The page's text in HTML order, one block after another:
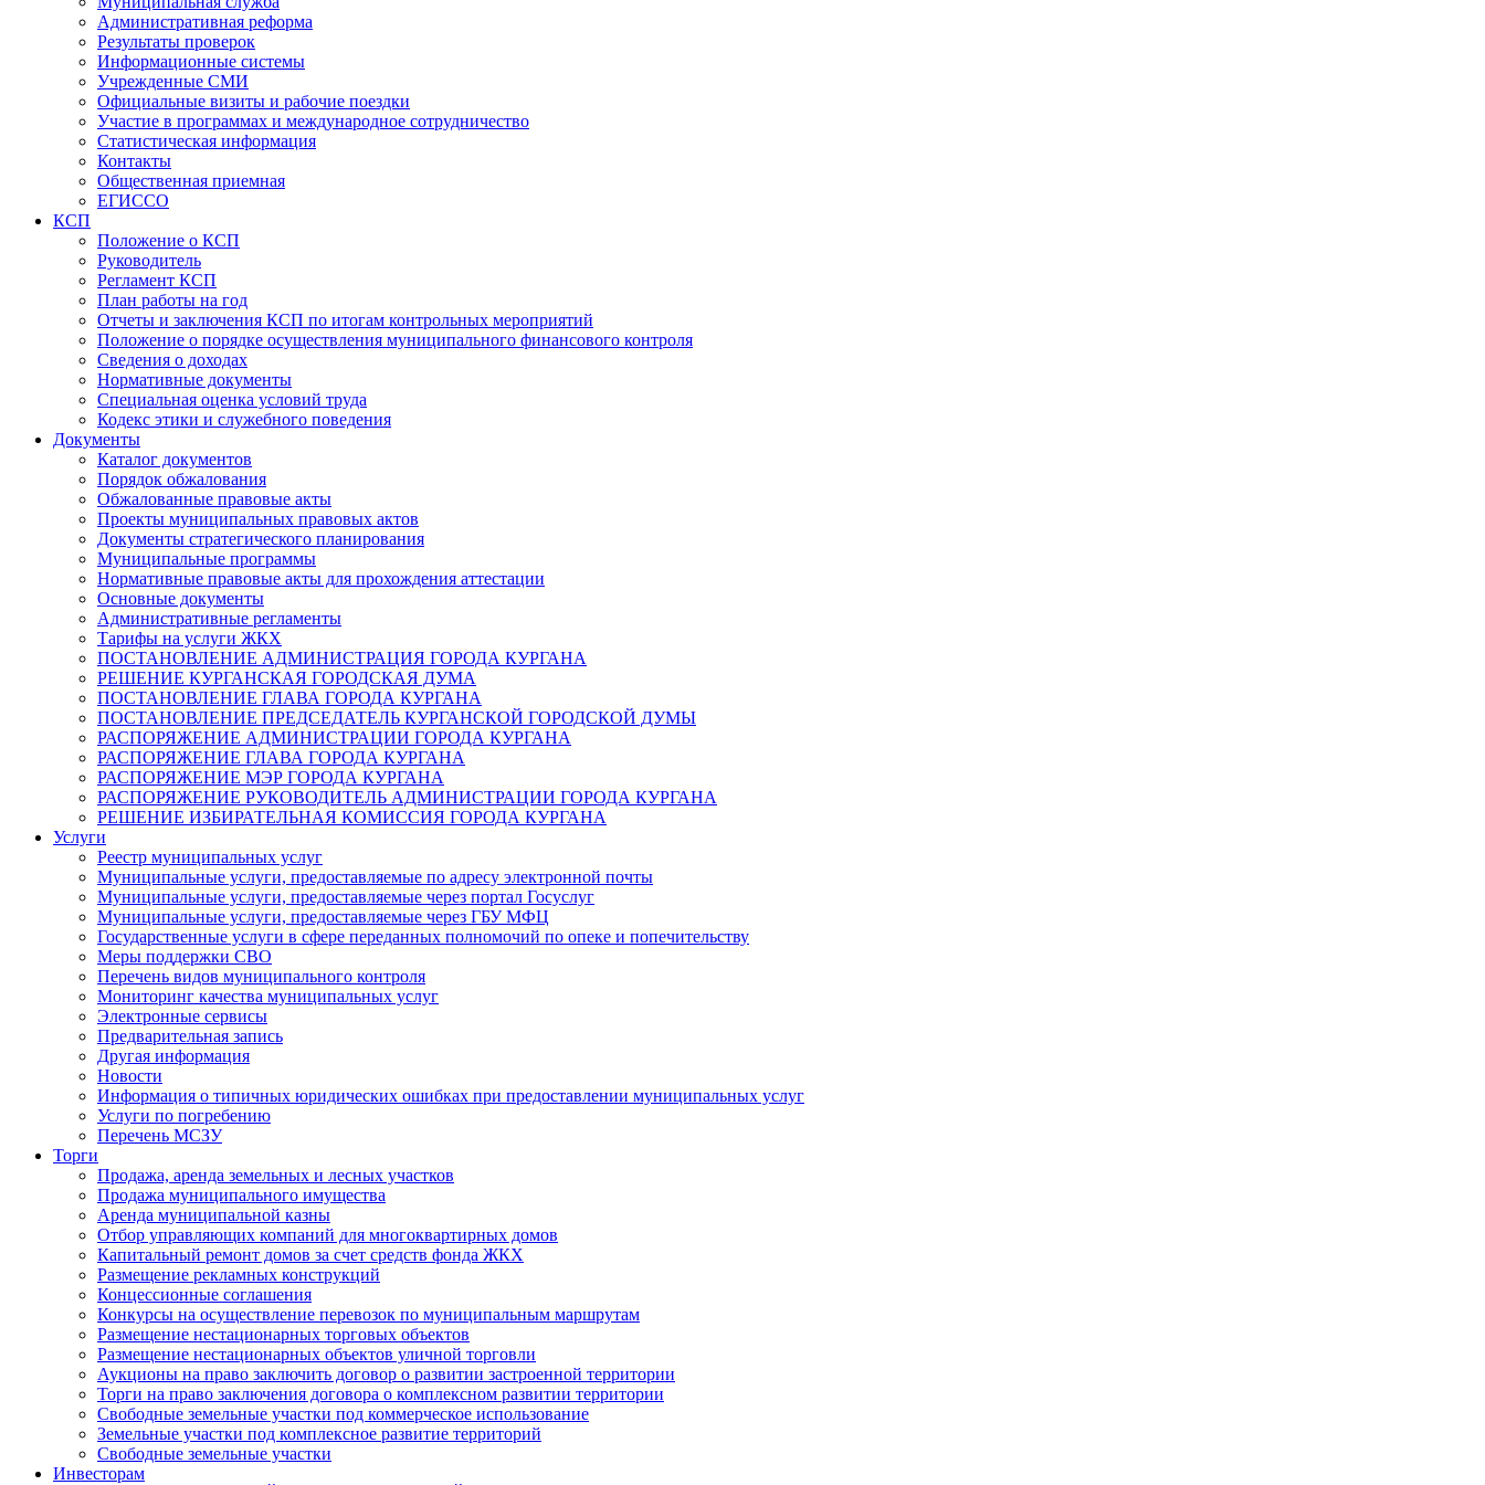
Административная реформа
Результаты проверок
Информационные системы
Учрежденные СМИ
Официальные визиты и рабочие поездки
Участие в программах и международное сотрудничество
Статистическая информация
Контакты
Общественная приемная
ЕГИССО
КСП
Положение о КСП
Руководитель
Регламент КСП
План работы на год
Отчеты и заключения КСП по итогам контрольных мероприятий
Положение о порядке осуществления муниципального финансового контроля
Сведения о доходах
Нормативные документы
Специальная оценка условий труда
Кодекс этики и служебного поведения
Документы
Каталог документов
Порядок обжалования
Обжалованные правовые акты
Проекты муниципальных правовых актов
Документы стратегического планирования
Муниципальные программы
Нормативные правовые акты для прохождения аттестации
Основные документы
Административные регламенты
Тарифы на услуги ЖКХ
ПОСТАНОВЛЕНИЕ АДМИНИСТРАЦИЯ ГОРОДА КУРГАНА
РЕШЕНИЕ КУРГАНСКАЯ ГОРОДСКАЯ ДУМА
ПОСТАНОВЛЕНИЕ ГЛАВА ГОРОДА КУРГАНА
ПОСТАНОВЛЕНИЕ ПРЕДСЕДАТЕЛЬ КУРГАНСКОЙ ГОРОДСКОЙ ДУМЫ
РАСПОРЯЖЕНИЕ АДМИНИСТРАЦИИ ГОРОДА КУРГАНА
РАСПОРЯЖЕНИЕ ГЛАВА ГОРОДА КУРГАНА
РАСПОРЯЖЕНИЕ МЭР ГОРОДА КУРГАНА
РАСПОРЯЖЕНИЕ РУКОВОДИТЕЛЬ АДМИНИСТРАЦИИ ГОРОДА КУРГАНА
РЕШЕНИЕ ИЗБИРАТЕЛЬНАЯ КОМИССИЯ ГОРОДА КУРГАНА
Услуги
Реестр муниципальных услуг
Муниципальные услуги, предоставляемые по адресу электронной почты
Муниципальные услуги, предоставляемые через портал Госуслуг
Муниципальные услуги, предоставляемые через ГБУ МФЦ
Государственные услуги в сфере переданных полномочий по опеке и попечительству
Меры поддержки СВО
Перечень видов муниципального контроля
Мониторинг качества муниципальных услуг
Электронные сервисы
Предварительная запись
Другая информация
Новости
Информация о типичных юридических ошибках при предоставлении муниципальных услуг
Услуги по погребению
Перечень МСЗУ
Торги
Продажа, аренда земельных и лесных участков
Продажа муниципального имущества
Аренда муниципальной казны
Отбор управляющих компаний для многоквартирных домов
Капитальный ремонт домов за счет средств фонда ЖКХ
Размещение рекламных конструкций
Концессионные соглашения
Конкурсы на осуществление перевозок по муниципальным маршрутам
Размещение нестационарных торговых объектов
Размещение нестационарных объектов уличной торговли
Аукционы на право заключить договор о развитии застроенной территории
Торги на право заключения договора о комплексном развитии территории
Свободные земельные участки под коммерческое использование
Земельные участки под комплексное развитие территорий
Свободные земельные участки
Инвесторам